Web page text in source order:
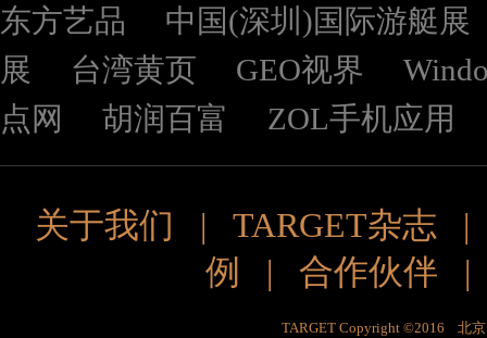
东方艺品
中国(深圳)国际游艇展
展
台湾黄页 GEO视界
点网
胡润百富 ZOL手机应用
关于我们 | TARGET杂志
例
| 合作伙伴
TARGET Copyright ©2016 北